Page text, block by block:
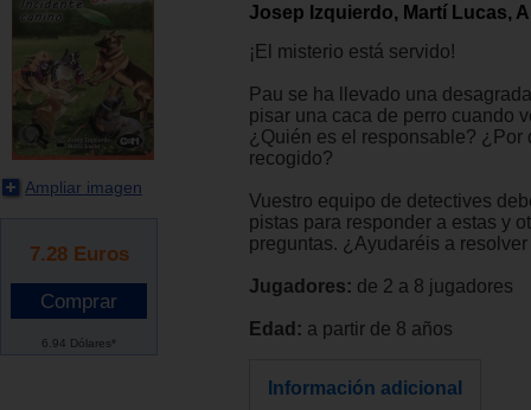
Ampliar imagen
7.28 Euros
6.94 Dólares*
Josep Izquierdo, Martí Lucas,
¡El misterio está servido!
Pau se ha llevado una
pisar una caca de perro cuando
¿Quién es el responsable? ¿Por
recogido?
Vuestro equipo de detectives
pistas para responder a estas y
preguntas. ¿Ayudaréis a
Jugadores: de 2 a 8 jugadores
Edad: a partir de 8 años
Información adicional